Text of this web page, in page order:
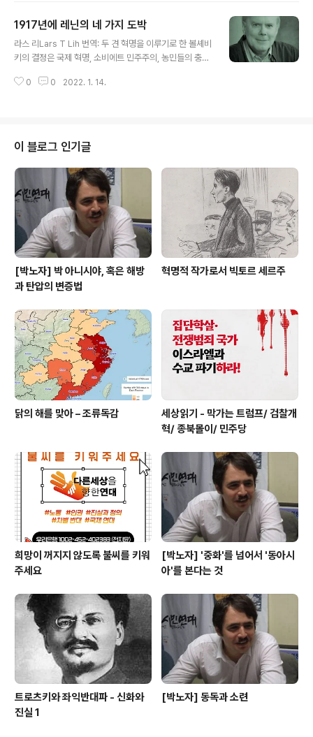
벨라미 포스터는 오리건 대학교 사회학과 교수로서 미국의
사회주의 잡지 의 편집자이다. 그는 여러 권의 정치경제학,
제국주의 이론과 관련한 책의 저자이며 무엇보다 마르크스
에도 , , , , 등이 번역돼 있다. 비록 이 한국에 출판된 것은
1917년에 레닌의 네 가지 도박
라스 리Lars T Lih 번역: 두 견 혁명을 이루기로 한 볼셰비
키의 결정은 국제 혁명, 소비에트 민주주의, 농민들의 충성,
바탕을 두고 있었다고 라스 T 리는 말한다. 이 글에서 라스
해석으로 주목받아 왔고, 수많은 책과 논문을 쓴 역사학자
이다. 그의 대표적인 저서로는 (1990), (2006) 등이 있다.
출처: https://weeklyworker.co.uk/worker/785/th
e-four-wagers-of-lenin-in-1917/ 나는 1917년에
레닌이 한 '네 가..
0 0 2022. 1. 14.
이 블로그 인기글
[박노자] 박 아니시야, 혹은 해방
과 탄압의 변증법
혁명적 작가로서 빅토르 세르주
닭의 해를 맞아 – 조류독감
세상읽기 - 막가는 트럼프/ 검찰개
혁/ 종북몰이/ 민주당
희망이 꺼지지 않도록 불씨를 키워
주세요
[박노자] '중화'를 넘어서 '동아시
아'를 본다는 것
트로츠키와 좌익반대파 - 신화와
진실 1
[박노자] 동독과 소련